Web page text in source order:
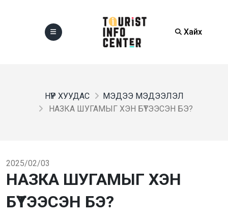
Хайх
НҮҮР ХУУДАС
МЭДЭЭ МЭДЭЭЛЭЛ
НАЗКА ШУГАМЫГ ХЭН БҮТЭЭСЭН БЭ?
2025/02/03
НАЗКА ШУГАМЫГ ХЭН
БҮТЭЭСЭН БЭ?